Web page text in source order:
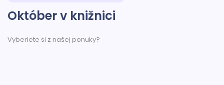
Október v knižnici
Vyberiete si z našej ponuky?